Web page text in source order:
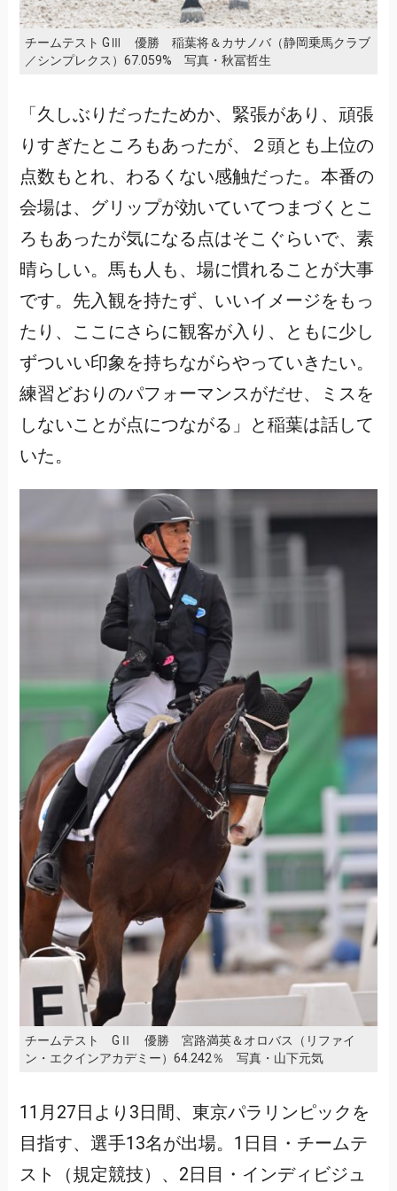
チームテスト GⅢ 優勝 稲葉将＆カサノバ（静岡乗馬クラブ
／シンプレクス）67.059% 写真・秋冨哲生
「久しぶりだったためか、緊張があり、頑張
りすぎたところもあったが、２頭とも上位の
点数もとれ、わるくない感触だった。本番の
会場は、グリップが効いていてつまづくとこ
ろもあったが気になる点はそこぐらいで、素
晴らしい。馬も人も、場に慣れることが大事
です。先入観を持たず、いいイメージをもっ
たり、ここにさらに観客が入り、ともに少し
ずついい印象を持ちながらやっていきたい。
練習どおりのパフォーマンスがだせ、ミスを
しないことが点につながる」と稲葉は話して
いた。
チームテスト GⅡ 優勝 宮路満英＆オロバス（リファイ
ン・エクインアカデミー）64.242％ 写真・山下元気
11月27日より3日間、東京パラリンピックを
目指す、選手13名が出場。1日目・チームテ
スト（規定競技）、2日目・インディビジュ